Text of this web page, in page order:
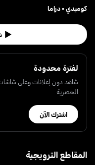
كوميدي•دراما
لفترة محدودة
شاهد دون إعلانات وعلى شاشات
الحصرية
اشترك الآن
المقاطع الترويجية